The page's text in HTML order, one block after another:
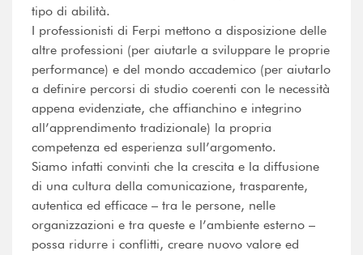
tipo di abilità.
I professionisti di Ferpi mettono a disposizione delle
altre professioni (per aiutarle a sviluppare le proprie
performance) e del mondo accademico (per aiutarlo
a definire percorsi di studio coerenti con le necessità
appena evidenziate, che affianchino e integrino
all’apprendimento tradizionale) la propria
competenza ed esperienza sull’argomento.
Siamo infatti convinti che la crescita e la diffusione
di una cultura della comunicazione, trasparente,
autentica ed efficace – tra le persone, nelle
organizzazioni e tra queste e l’ambiente esterno –
possa ridurre i conflitti, creare nuovo valore ed